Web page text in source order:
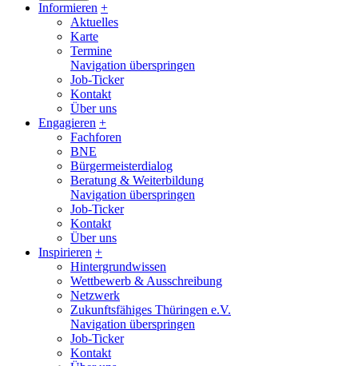
Informieren +
Aktuelles
Karte
Termine
Navigation überspringen
Job-Ticker
Kontakt
Über uns
Engagieren +
Fachforen
BNE
Bürgermeisterdialog
Beratung & Weiterbildung
Navigation überspringen
Job-Ticker
Kontakt
Über uns
Inspirieren +
Hintergrundwissen
Wettbewerb & Ausschreibung
Netzwerk
Zukunftsfähiges Thüringen e.V.
Navigation überspringen
Job-Ticker
Kontakt